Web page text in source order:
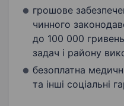
грошове
чинного
до 100 000
задач і району
безоплатна
та інші соціальні